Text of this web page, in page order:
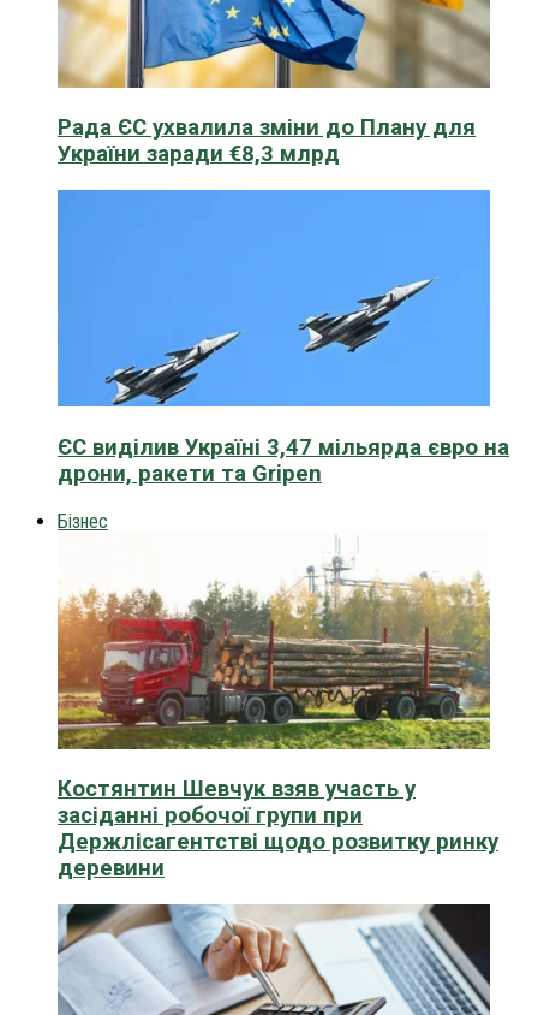
Рада ЄС ухвалила зміни до Плану для
України заради €8,3 млрд
ЄС виділив Україні 3,47 мільярда євро на
дрони, ракети та Gripen
Бізнес
Костянтин Шевчук взяв участь у
засіданні робочої групи при
Держлісагентстві щодо розвитку ринку
деревини